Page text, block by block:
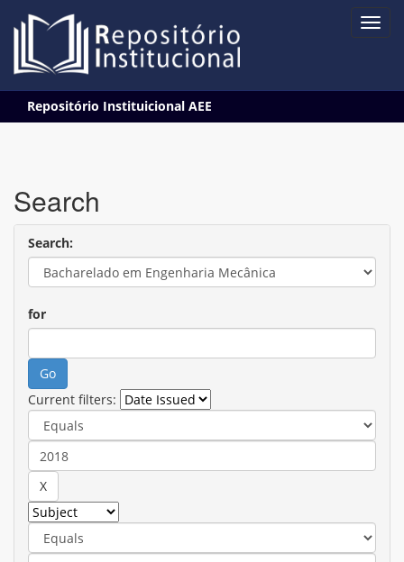
navigation
Repositório Instituicional AEE
Search
Search:
for
Current filters: